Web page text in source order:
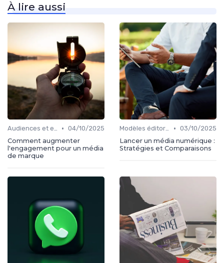
À lire aussi
Audiences et engagement • 04/10/2025
Comment augmenter
l'engagement pour un média
de marque
Modèles éditoriaux • 03/10/2025
Lancer un média numérique :
Stratégies et Comparaisons